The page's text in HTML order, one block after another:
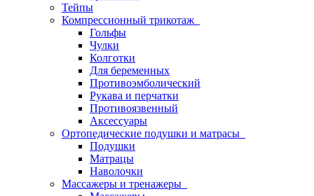
Тейпы
Компрессионный трикотаж
Гольфы
Чулки
Колготки
Для беременных
Противоэмболический
Рукава и перчатки
Противоязвенный
Аксессуары
Ортопедические подушки и матрасы
Подушки
Матрацы
Наволочки
Массажеры и тренажеры